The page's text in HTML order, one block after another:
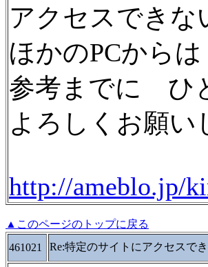
アクセスできな
ほかのPCから
参考までに ひ
よろしくお願い
http://ameblo.jp/
▲このページのトップに戻る
461021
Re:特定のサイトにアクセスで